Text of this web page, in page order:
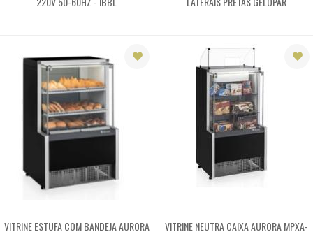
VITRINE ESTUFA COM BANDEJA AURORA VITRINE NEUTRA CAIXA AURORA MPXA-